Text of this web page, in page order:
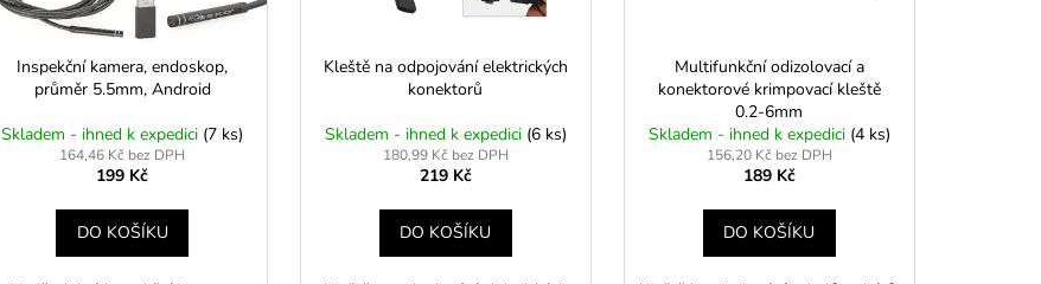
Inspekční kamera, endoskop,
průměr 5.5mm, Android
Skladem - ihned k expedici (7 ks)
164,46 Kč bez DPH
199 Kč
DO KOŠÍKU
Kleště na odpojování elektrických
konektorů
Skladem - ihned k expedici (6 ks)
180,99 Kč bez DPH
219 Kč
DO KOŠÍKU
Multifunkční odizolovací a
konektorové krimpovací kleště
0.2-6mm
Skladem - ihned k expedici (4 ks)
156,20 Kč bez DPH
189 Kč
DO KOŠÍKU